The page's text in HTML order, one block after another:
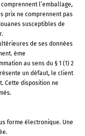
l’emballage,
prix ne comprennent pas
susceptibles de
de ses données
ème
au sens du § 1 (1) 2
un défaut, le client
Cette disposition ne
forme électronique. Une